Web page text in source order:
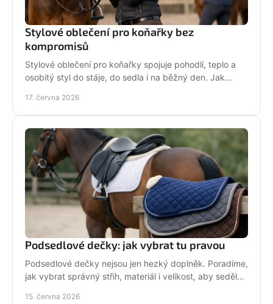
Stylové oblečení pro koňařky bez
kompromisů
Stylové oblečení pro koňařky spojuje pohodlí, teplo a
osobitý styl do stáje, do sedla i na běžný den. Jak
17. června 2026
Podsedlové dečky: jak vybrat tu pravou
Podsedlové dečky nejsou jen hezký doplněk. Poradíme,
jak vybrat správný střih, materiál i velikost, aby seděly
15. června 2026